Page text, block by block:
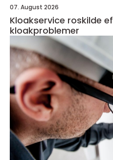
07. August 2026
Kloakservice roskilde effektiv hjælp til
kloakproblemer